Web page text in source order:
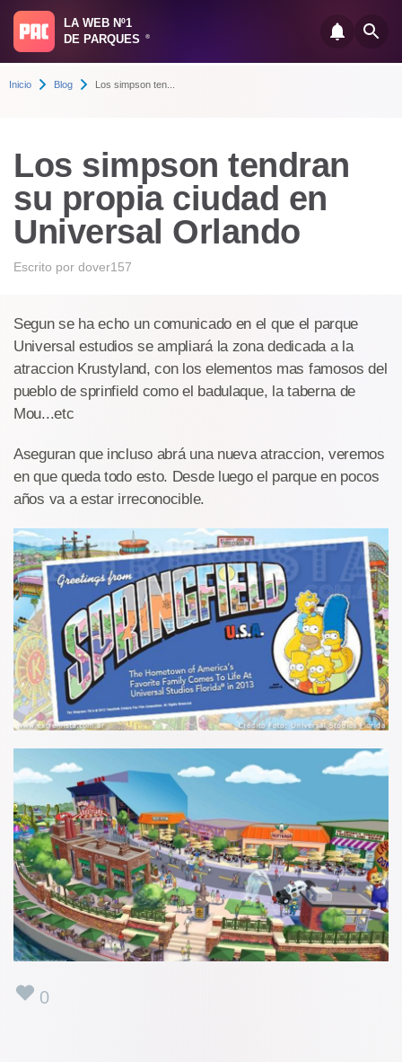
LA WEB Nº1
DE PARQUES
®
Inicio Blog Los simpson ten...
Los simpson tendran
su propia ciudad en
Universal Orlando
Escrito por dover157
Segun se ha echo un comunicado en el que el parque
Universal estudios se ampliará la zona dedicada a la
atraccion Krustyland, con los elementos mas famosos del
pueblo de sprinfield como el badulaque, la taberna de
Mou...etc
Aseguran que incluso abrá una nueva atraccion, veremos
en que queda todo esto. Desde luego el parque en pocos
años va a estar irreconocible.
0